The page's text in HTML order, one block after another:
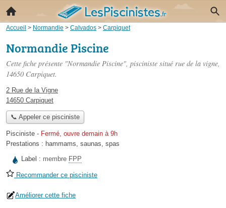
Accueil > Normandie > Calvados > Carpiquet
Normandie Piscine
Cette fiche présente "Normandie Piscine", pisciniste situé rue de la vigne,
14650 Carpiquet.
2 Rue de la Vigne
14650 Carpiquet
📞 Appeler ce pisciniste
Pisciniste - Fermé, ouvre demain à 9h
Prestations : hammams, saunas, spas
Label : membre FPP
Recommander ce pisciniste
Améliorer cette fiche